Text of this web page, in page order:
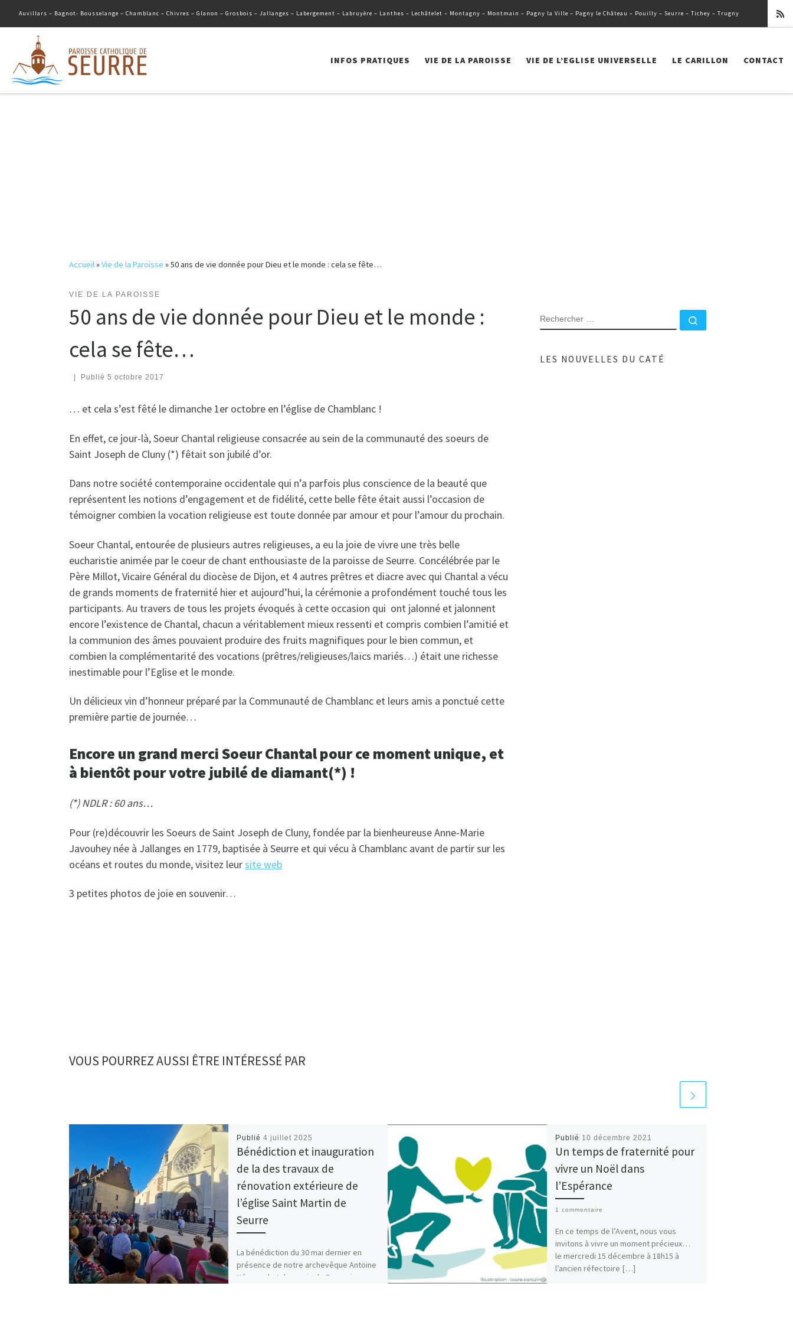
Passer au contenu
Auvillars – Bagnot- Bousselange – Chamblanc – Chivres – Glanon – Grosbois – Jallanges – Labergement – Labruyère – Lanthes – Lechâtelet – Montagny – Montmain – Pagny la Ville – Pagny le Château – Pouilly – Seurre – Tichey – Trugny
INFOS PRATIQUES VIE DE LA PAROISSE VIE DE L’EGLISE UNIVERSELLE LE CARILLON CONTACT
Accueil»Vie de la Paroisse »50 ans de vie donnée pour Dieu et le monde : cela se fête…
VIE DE LA PAROISSE
50 ans de vie donnée pour Dieu et le monde :
cela se fête…
Publié 5 octobre 2017
… et cela s’est fêté le dimanche 1er octobre en l’église de Chamblanc !
En effet, ce jour-là, Soeur Chantal religieuse consacrée au sein de la communauté des soeurs de
Saint Joseph de Cluny (*) fêtait son jubilé d’or.
Dans notre société contemporaine occidentale qui n’a parfois plus conscience de la beauté que
représentent les notions d’engagement et de fidélité, cette belle fête était aussi l’occasion de
témoigner combien la vocation religieuse est toute donnée par amour et pour l’amour du prochain.
Soeur Chantal, entourée de plusieurs autres religieuses, a eu la joie de vivre une très belle
eucharistie animée par le coeur de chant enthousiaste de la paroisse de Seurre. Concélébrée par le
Père Millot, Vicaire Général du diocèse de Dijon, et 4 autres prêtres et diacre avec qui Chantal a vécu
de grands moments de fraternité hier et aujourd’hui, la cérémonie a profondément touché tous les
participants. Au travers de tous les projets évoqués à cette occasion qui ont jalonné et jalonnent
encore l’existence de Chantal, chacun a véritablement mieux ressenti et compris combien l’amitié et
la communion des âmes pouvaient produire des fruits magnifiques pour le bien commun, et
combien la complémentarité des vocations (prêtres/religieuses/laïcs mariés…) était une richesse
inestimable pour l’Eglise et le monde.
Un délicieux vin d’honneur préparé par la Communauté de Chamblanc et leurs amis a ponctué cette
première partie de journée…
Encore un grand merci Soeur Chantal pour ce moment unique, et
à bientôt pour votre jubilé de diamant(*) !
(*) NDLR : 60 ans…
Pour (re)découvrir les Soeurs de Saint Joseph de Cluny, fondée par la bienheureuse Anne-Marie
Javouhey née à Jallanges en 1779, baptisée à Seurre et qui vécu à Chamblanc avant de partir sur les
océans et routes du monde, visitez leursite web
3 petites photos de joie en souvenir…
VOUS POURREZ AUSSI ÊTRE INTÉRESSÉ PAR
Publié4 juillet 2025
Bénédiction et inauguration
de la des travaux de
rénovation extérieure de
l’église Saint Martin de
Seurre
La bénédiction du 30 mai dernier en
présence de notre archevêque Antoine
Hérouard et des amis de Beauraing,
Publié 10 décembre 2021
Un temps de fraternité pour
vivre un Noël dans
l’Espérance
1 commentaire
En ce temps de l’Avent, nous vous
invitons à vivre un moment précieux…
le mercredi 15 décembre à 18h15 à
l’ancien réfectoire […]
RECHERCHER
LES NOUVELLES DU CATÉ